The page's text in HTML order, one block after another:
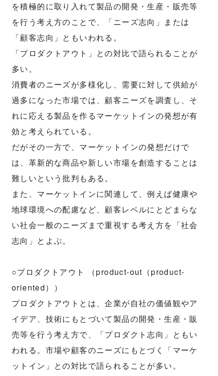
を積極的に取り入れて製品の開発・生産・販売等
を行う考え方のことで、「ニーズ志向」または
「顧客志向」ともいわれる。
「プロダクトアウト」との対比で語られることが
多い。
消費者のニーズが多様化し、需要に対して供給が
過多になった市場では、顧客ニーズを調査し、そ
れに応える製品を作るマーケットインの発想が有
効と考えられている。
だがその一方で、マーケットインの発想だけで
は、革新的な商品や新しい市場を創造することは
難しいという批判もある。
また、マーケットインに関連して、例えば健康や
地球環境への配慮など、顧客レベルにとどまらな
い社会一般のニーズまで重視する考え方を「社会
志向」とよぶ。
○プロダクトアウト （product-out（product-
oriented））
プロダクトアウトとは、企業が自社の価値観やア
イデア、技術にもとづいて製品の開発・生産・販
売等を行う考え方で、「プロダクト志向」ともい
われる。市場や顧客のニーズにもとづく「マーケ
ットイン」との対比で語られることが多い。